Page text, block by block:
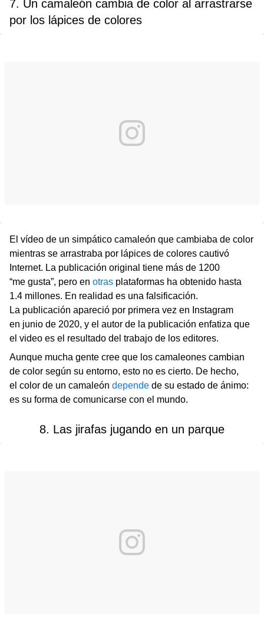
7. Un camaleón cambia de color al arrastrarse
por los lápices de colores
El vídeo de un simpático camaleón que cambiaba de color
mientras se arrastraba por lápices de colores cautivó
Internet. La publicación original tiene más de 1200
“me gusta”, pero en otras plataformas ha obtenido hasta
1.4 millones. En realidad es una falsificación.
La publicación apareció por primera vez en Instagram
en junio de 2020, y el autor de la publicación enfatiza que
el video es el resultado del trabajo de los editores.
Aunque mucha gente cree que los camaleones cambian
de color según su entorno, esto no es cierto. De hecho,
el color de un camaleón depende de su estado de ánimo:
es su forma de comunicarse con el mundo.
8. Las jirafas jugando en un parque